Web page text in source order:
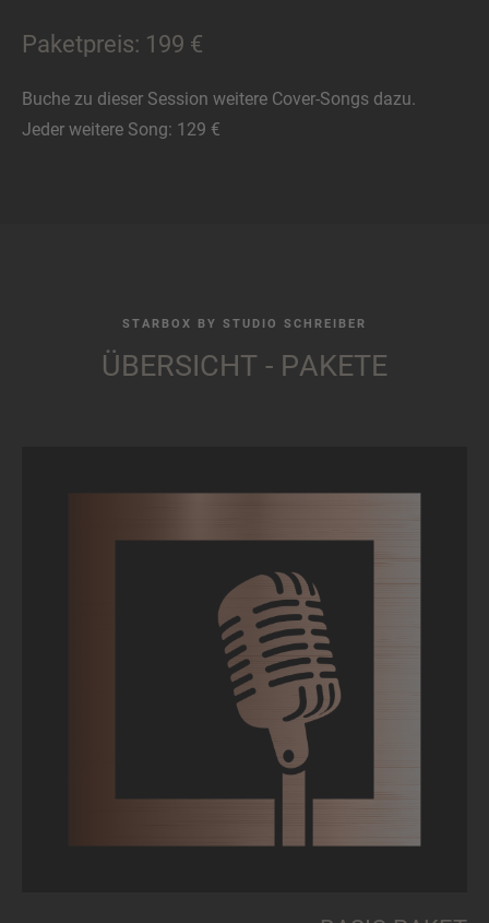
Paketpreis: 199 €
Buche zu dieser Session weitere Cover-Songs dazu.
Jeder weitere Song: 129 €
STARBOX BY STUDIO SCHREIBER
ÜBERSICHT - PAKETE